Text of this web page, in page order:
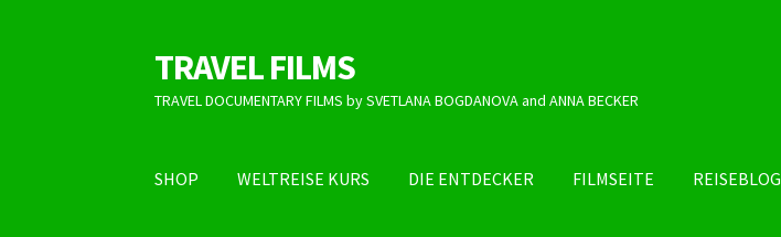
Skip
to
navigation
Skip
to
content
TRAVEL FILMS
TRAVEL DOCUMENTARY FILMS by SVETLANA BOGDANOVA and ANNA BECKER
SHOP WELTREISE KURS DIE ENTDECKER FILMSEITE REISEBLOG